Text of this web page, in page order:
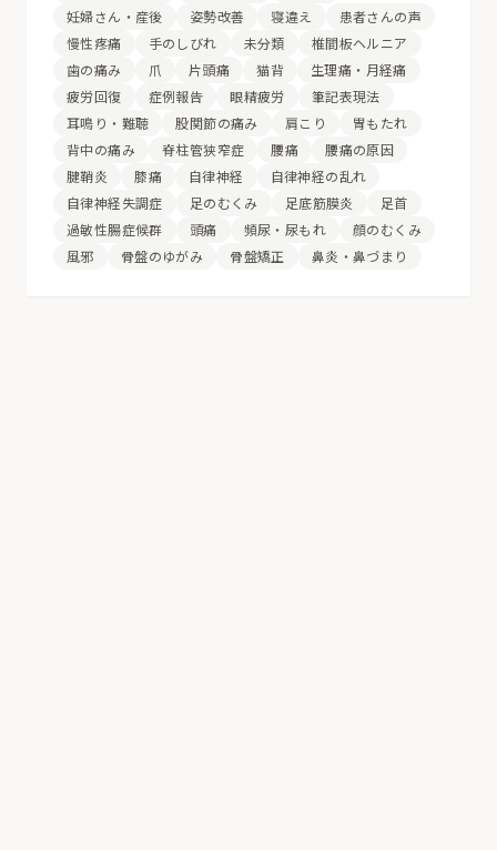
妊婦さん・産後
姿勢改善 寝違え
患者さんの声
慢性疼痛
手のしびれ 未分類
椎間板ヘルニア
歯の痛み
爪 片頭痛 猫背
生理痛・月経痛
疲労回復
症例報告 眼精疲労
筆記表現法
耳鳴り・難聴
股関節の痛み 肩こり
胃もたれ
背中の痛み
脊柱管狭窄症 腰痛
腰痛の原因
腱鞘炎
膝痛 自律神経
自律神経の乱れ
自律神経失調症
足のむくみ 足底筋膜炎
足首
過敏性腸症候群
頭痛 頻尿・尿もれ
顔のむくみ
風邪
骨盤のゆがみ 骨盤矯正 鼻炎・鼻づまり